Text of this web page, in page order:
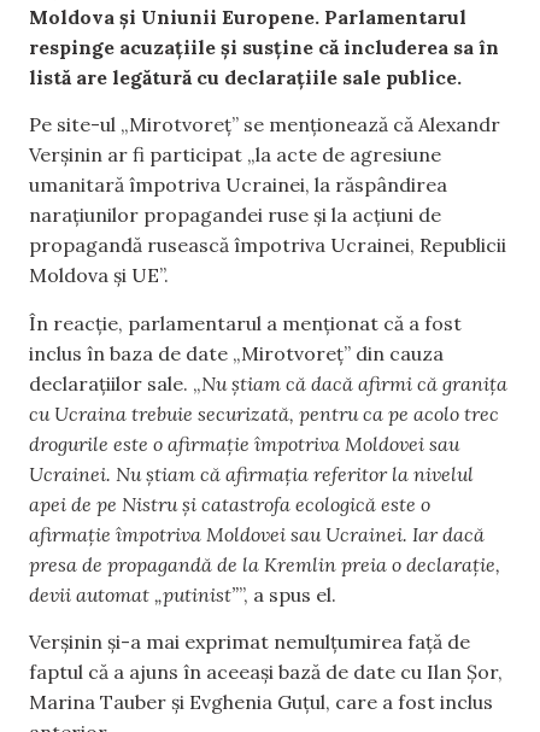
Moldova și Uniunii Europene. Parlamentarul
respinge acuzațiile și susține că includerea sa în
listă are legătură cu declarațiile sale publice.
Pe site-ul „Mirotvoreț” se menționează că Alexandr
Verșinin ar fi participat „la acte de agresiune
umanitară împotriva Ucrainei, la răspândirea
narațiunilor propagandei ruse și la acțiuni de
propagandă rusească împotriva Ucrainei, Republicii
Moldova și UE”.
În reacție, parlamentarul a menționat că a fost
inclus în baza de date „Mirotvoreț” din cauza
declarațiilor sale. „Nu știam că dacă afirmi că granița
cu Ucraina trebuie securizată, pentru ca pe acolo trec
drogurile este o afirmație împotriva Moldovei sau
Ucrainei. Nu știam că afirmația referitor la nivelul
apei de pe Nistru și catastrofa ecologică este o
afirmație împotriva Moldovei sau Ucrainei. Iar dacă
presa de propagandă de la Kremlin preia o declarație,
devii automat „putinist””, a spus el.
Verșinin și-a mai exprimat nemulțumirea față de
faptul că a ajuns în aceeași bază de date cu Ilan Șor,
Marina Tauber și Evghenia Guțul, care a fost inclus